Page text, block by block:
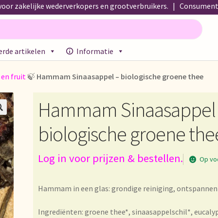
zakelijke wederverkopers en grootverbruikers. |
artikelen Informatie
de nous About us Acerca de nosotros
GeschäftsbedingungenAssortimentAssortiment Asuntos
Betalen en kortingenBezahlung und Rabatte
Bio-Zertifikate Biologische certificatenBoletín informativo
et délai de livraisonCondiciones generales
list
Envío y entregaExpédition et livraison Food safety
en fruit 🍃 Hammam Sinaasappel – biologische groene thee
Hammam
biologische groene
Log in voor prijzen & bestellen. Op
Hammam in een glas: grondige reiniging,
Ingrediënten: groene thee*, sinaasappelschil*,